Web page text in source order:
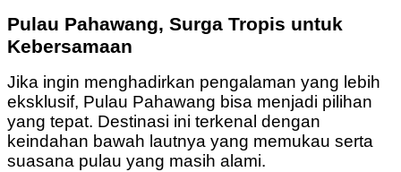
Pulau Pahawang, Surga Tropis untuk
Kebersamaan
Jika ingin menghadirkan pengalaman yang lebih
eksklusif, Pulau Pahawang bisa menjadi pilihan
yang tepat. Destinasi ini terkenal dengan
keindahan bawah lautnya yang memukau serta
suasana pulau yang masih alami.